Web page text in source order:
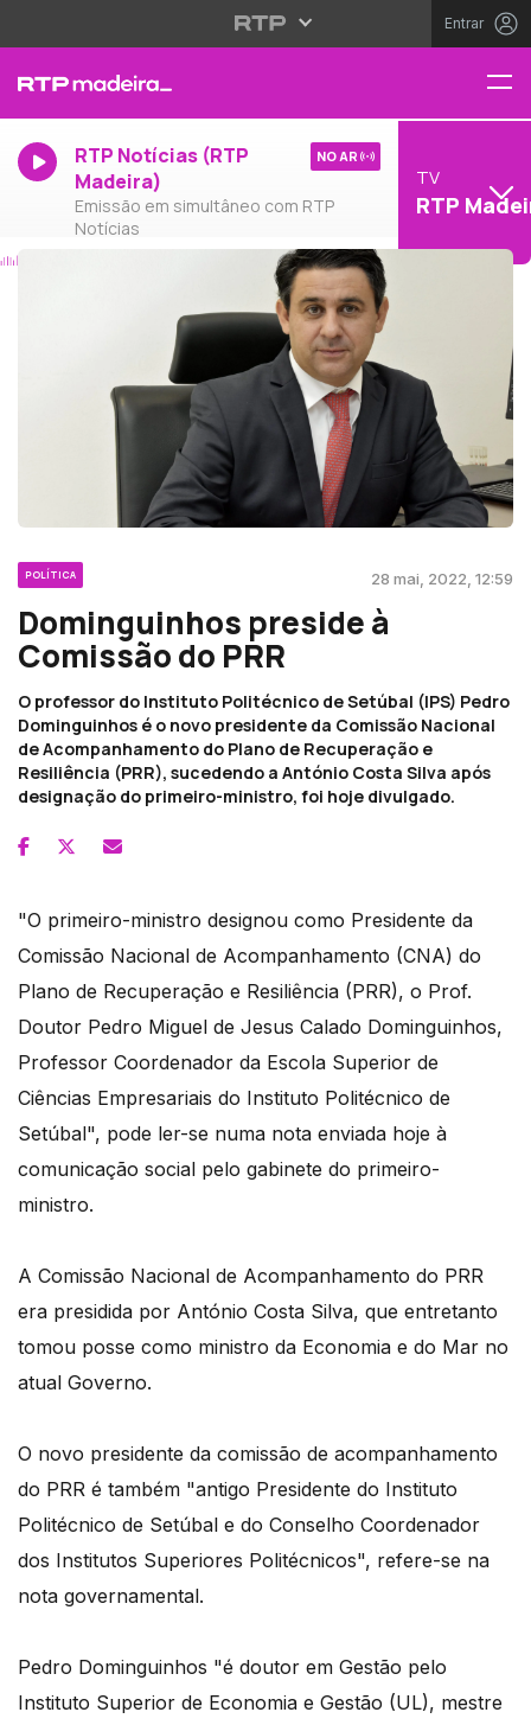
Entrar
RTP Notícias (RTP
Madeira)
Emissão em simultâneo com RTP
Notícias
NO AR
TV
RTP
POLÍTICA 28 mai, 2022, 12:59
Dominguinhos preside à
Comissão do PRR
O professor do Instituto Politécnico de Setúbal (IPS) Pedro
Dominguinhos é o novo presidente da Comissão Nacional
de Acompanhamento do Plano de Recuperação e
Resiliência (PRR), sucedendo a António Costa Silva após
designação do primeiro-ministro, foi hoje divulgado.
"O primeiro-ministro designou como Presidente da
Comissão Nacional de Acompanhamento (CNA) do
Plano de Recuperação e Resiliência (PRR), o Prof.
Doutor Pedro Miguel de Jesus Calado Dominguinhos,
Professor Coordenador da Escola Superior de
Ciências Empresariais do Instituto Politécnico de
Setúbal", pode ler-se numa nota enviada hoje à
comunicação social pelo gabinete do primeiro-
ministro.
A Comissão Nacional de Acompanhamento do PRR
era presidida por António Costa Silva, que entretanto
tomou posse como ministro da Economia e do Mar no
atual Governo.
O novo presidente da comissão de acompanhamento
do PRR é também "antigo Presidente do Instituto
Politécnico de Setúbal e do Conselho Coordenador
dos Institutos Superiores Politécnicos", refere-se na
nota governamental.
Pedro Dominguinhos "é doutor em Gestão pelo
Instituto Superior de Economia e Gestão (UL), mestre